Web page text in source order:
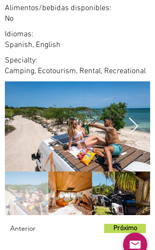
Alimentos/bebidas disponibles:
No
Idiomas:
Spanish, English
Specialty:
Camping, Ecotourism, Rental, Recreational
Anterior Próximo